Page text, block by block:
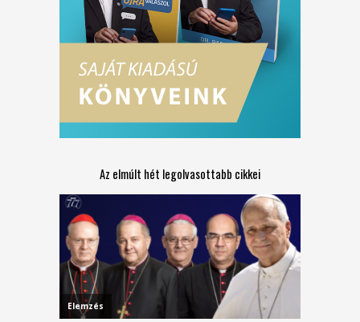
Az elmúlt hét legolvasottabb cikkei